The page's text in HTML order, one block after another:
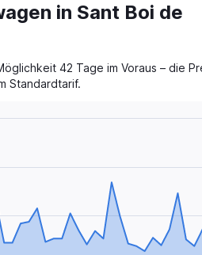
in Sant Boi de
42 Tage im Voraus – die
Standardtarif.